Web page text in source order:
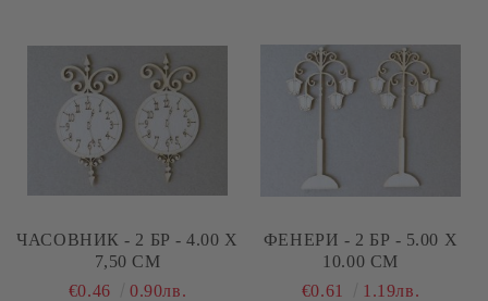
ЧАСОВНИК - 2 БР - 4.00 Х
7,50 СМ
€0.46
0.90лв.
ФЕНЕРИ - 2 БР - 5.00 Х
10.00 СМ
€0.61
1.19лв.